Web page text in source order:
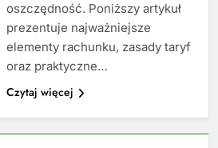
oszczędność. Poniższy artykuł
prezentuje najważniejsze
elementy rachunku, zasady taryf
oraz praktyczne…
Czytaj więcej